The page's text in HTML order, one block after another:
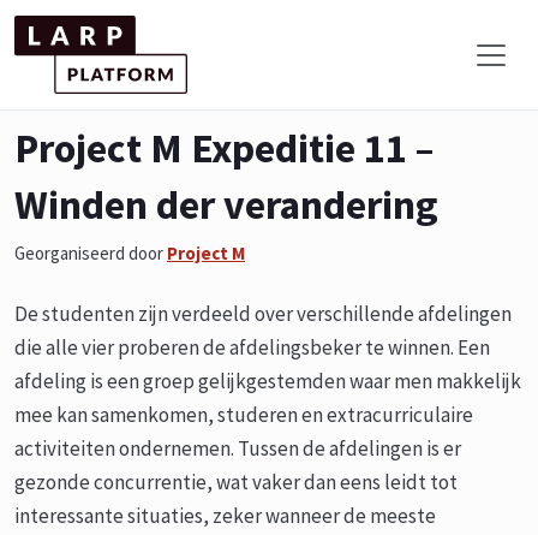
Project M Expeditie 11 –
Winden der verandering
Georganiseerd door Project M
De studenten zijn verdeeld over verschillende afdelingen
die alle vier proberen de afdelingsbeker te winnen. Een
afdeling is een groep gelijkgestemden waar men makkelijk
mee kan samenkomen, studeren en extracurriculaire
activiteiten ondernemen. Tussen de afdelingen is er
gezonde concurrentie, wat vaker dan eens leidt tot
interessante situaties, zeker wanneer de meeste